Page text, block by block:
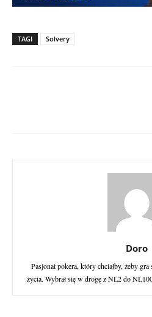
TAGI Solvery
Doro
Pasjonat pokera, który chciałby, żeby gra
życia. Wybrał się w drogę z NL2 do